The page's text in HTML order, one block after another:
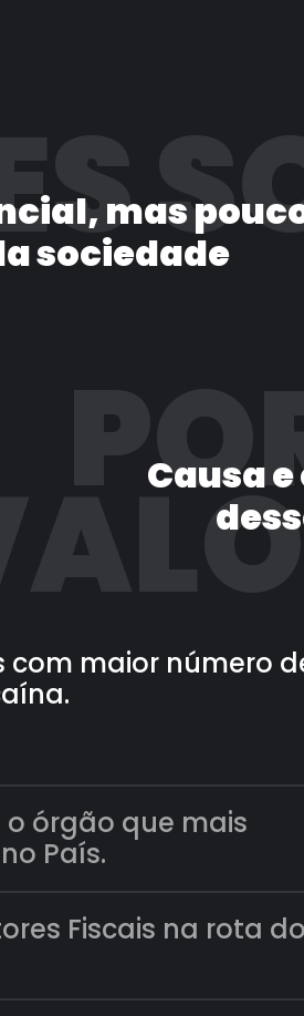
mas
sociedade
Causa
com maior número
o órgão que mais
País.
Fiscais na rota do